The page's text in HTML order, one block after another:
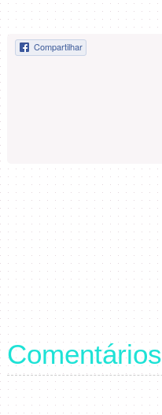
Compartilhar
Comentários